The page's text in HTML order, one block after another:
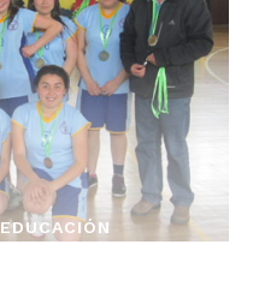
EDUCACIÓN